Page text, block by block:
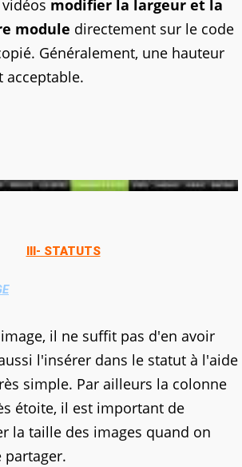
modifier la largeur et la
module directement sur le code
Généralement, une hauteur
acceptable.
III- STATUTS
il ne suffit pas d'en avoir
l'insérer dans le statut à l'aide
simple. Par ailleurs la colonne
étoite, il est important de
la taille des images quand on
partager.